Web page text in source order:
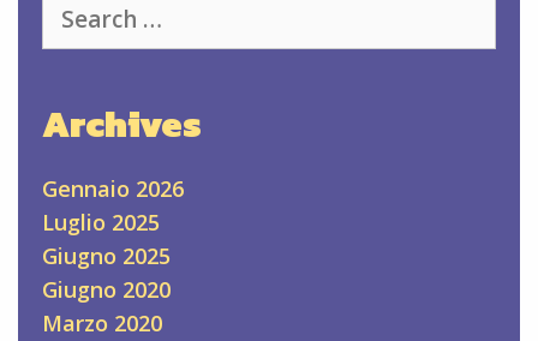
for:
Archives
Gennaio 2026
Luglio 2025
Giugno 2025
Giugno 2020
Marzo 2020